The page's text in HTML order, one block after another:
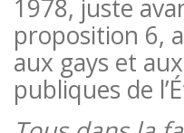
1978, juste
proposition 6,
aux gays et
publiques de